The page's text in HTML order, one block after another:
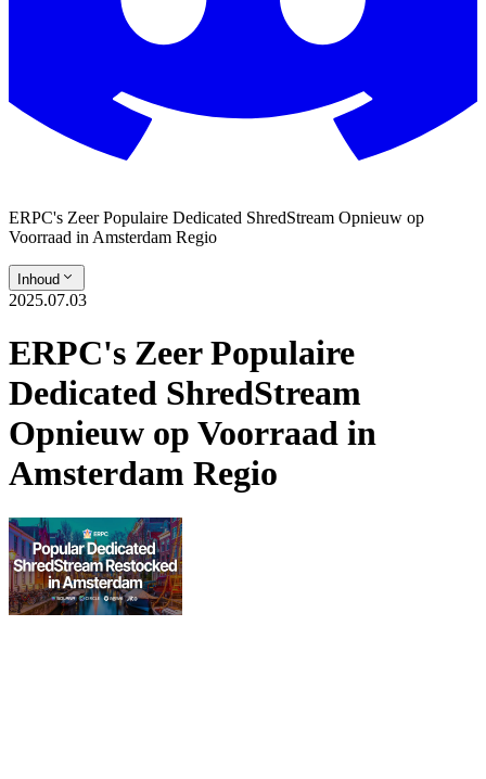
ERPC's Zeer Populaire Dedicated ShredStream Opnieuw op
Voorraad in Amsterdam Regio
Inhoud
2025.07.03
ERPC's Zeer Populaire
Dedicated ShredStream
Opnieuw op Voorraad in
Amsterdam Regio